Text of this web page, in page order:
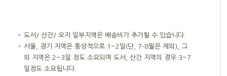
＊ 도서/ 산간/ 오지 일부지역은 배송비가 추가될 수 있습니다.
＊ 서울, 경기 지역은 통상적으로 1~2일(단, 7-8월은 제외), 그
외 지역은 2~3일 정도 소요되며 도서, 산간 지역의 경우 3~7
일정도 소요됩니다.